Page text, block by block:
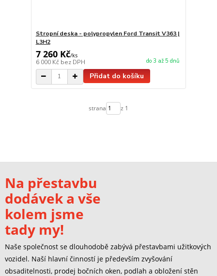
Stropní deska - polypropylen Ford Transit V363 |
L3H2
7 260 Kč/ks
6 000 Kč bez DPH do 3 až 5 dnů
Přidat do košíku
strana z 1
Na přestavbu
dodávek a vše
kolem jsme
tady my!
Naše společnost se dlouhodobě zabývá přestavbami užitkových
vozidel. Naší hlavní činností je především zvyšování
obsaditelnosti, prodej bočních oken, podlah a obložení stěn